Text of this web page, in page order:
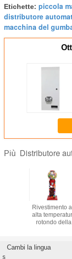
Etichette: piccola
distributore
macchina del
Più Distributore
di self
Rivestimento
alta
rotondo della
automatico del
globo di PMMA
Cambi la lingua
s